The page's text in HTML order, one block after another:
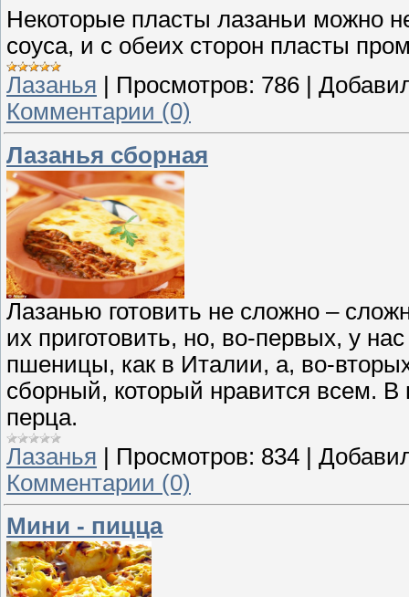
Некоторые пласты лазаньи можно
соуса, и с обеих сторон пласты
Лазанья
Просмотров: 786
Комментарии (0)
Лазанья сборная
Лазанью готовить не сложно –
их приготовить, но, во-первых, у
пшеницы, как в Италии, а, во-
сборный, который нравится всем.
перца.
Лазанья | Просмотров: 834 |
Комментарии (0)
Мини - пицца